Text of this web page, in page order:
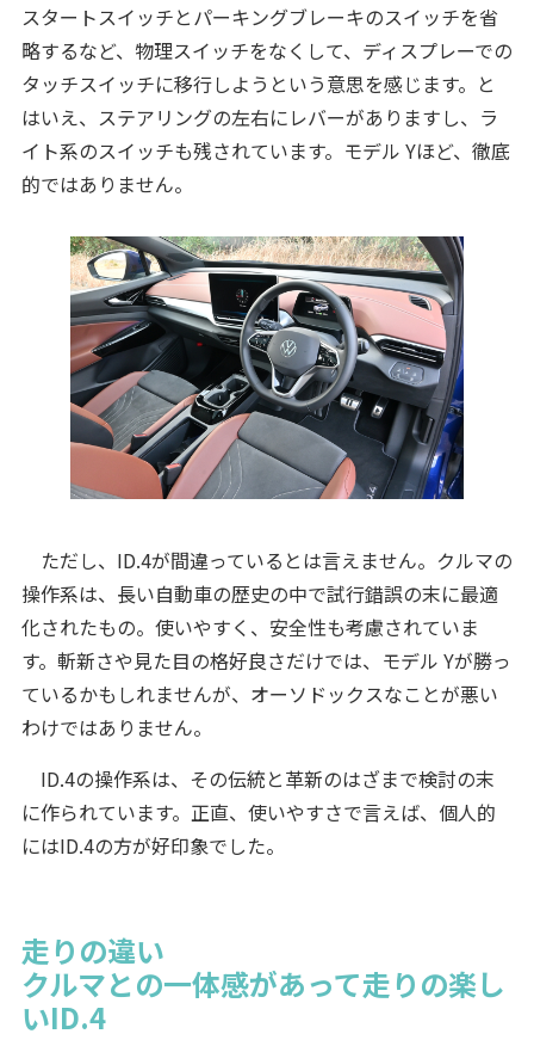
スタートスイッチとパーキングブレーキのスイッチを省
略するなど、物理スイッチをなくして、ディスプレーでの
タッチスイッチに移行しようという意思を感じます。と
はいえ、ステアリングの左右にレバーがありますし、ラ
イト系のスイッチも残されています。モデル Yほど、徹底
的ではありません。
ただし、ID.4が間違っているとは言えません。クルマの
操作系は、長い自動車の歴史の中で試行錯誤の末に最適
化されたもの。使いやすく、安全性も考慮されていま
す。斬新さや見た目の格好良さだけでは、モデル Yが勝っ
ているかもしれませんが、オーソドックスなことが悪い
わけではありません。
ID.4の操作系は、その伝統と革新のはざまで検討の末
に作られています。正直、使いやすさで言えば、個人的
にはID.4の方が好印象でした。
走りの違い
クルマとの一体感があって走りの楽し
いID.4